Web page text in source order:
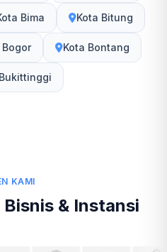
Bima Kota Bitung
Bogor Kota Bontang
KAMI
& Instansi